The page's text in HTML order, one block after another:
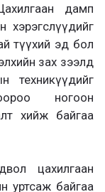
дамп
хэрэгслүүдийг
түүхий эд бол
зах зээлд
техникүүдийг
ногоон
хийж байгаа
цахилгаан
уртсаж байгаа